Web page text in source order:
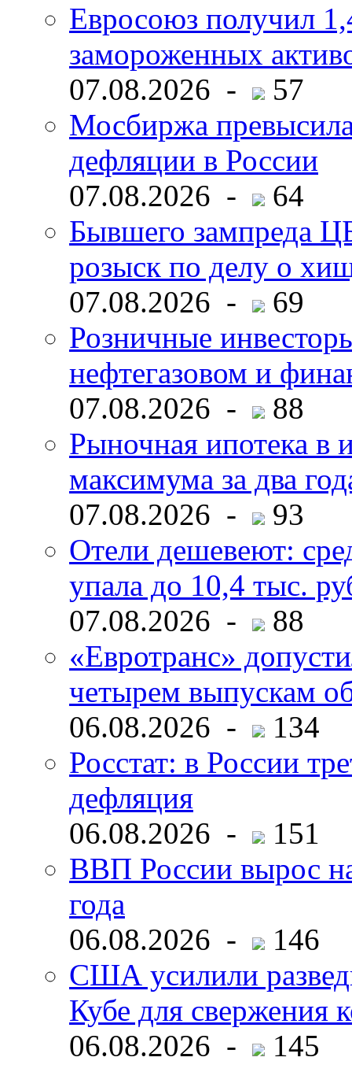
Евросоюз получил
замороженных
07.08.2026 -
57
Мосбиржа
дефляции в России
07.08.2026 -
64
Бывшего зампреда
розыск по делу о
07.08.2026 -
69
Розничные
нефтегазовом и
07.08.2026 -
88
Рыночная ипотека в
максимума за два
07.08.2026 -
93
Отели дешевеют:
упала до 10,4 тыс.
07.08.2026 -
88
«Евротранс»
четырем выпускам
06.08.2026 -
134
Росстат: в России
дефляция
06.08.2026 -
151
ВВП России вырос
года
06.08.2026 -
146
США усилили
Кубе для свержения
06.08.2026 -
145